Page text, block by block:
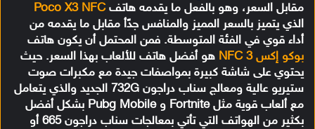
مقابل السعر، وهو بالفعل ما يقدمه هاتفPoco X3 NFC
الذي يتميز بالسعر المميز والمنافس جدًأ مقابل ما يقدمه من
أداء قوي في الفئة المتوسطة. فمن المحتمل أن يكون هاتف
بوكو إكس 3 NFC
هو أفضل هاتف للألعاب بهذا السعر. حيث
يحتوي على شاشة كبيرة بمواصفات جيدة مع مكبرات صوت
ستيريو عالية ومعالج سناب دراجون 732G الجديد والذي يتعامل
مع ألعاب قوية مثل Fortnite و Pubg Mobile بشكل أفضل
بكثير من الهواتف التي تأتي بمعالجات سناب دراجون 665 أو